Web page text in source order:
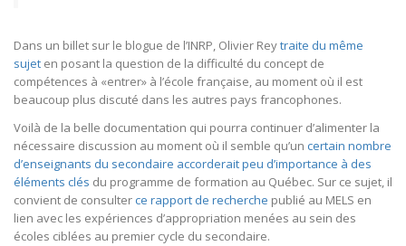
Dans un billet sur le blogue de l’INRP, Olivier Reytraite du même
sujet en posant la question de la difficulté du concept de
compétences à «entrer» à l’école française, au moment où il est
beaucoup plus discuté dans les autres pays francophones.
Voilà de la belle documentation qui pourra continuer d’alimenter la
nécessaire discussion au moment où il semble qu’un certain nombre
d’enseignants du secondaire accorderait peu d’importance à des
éléments clés du programme de formation au Québec. Sur ce sujet, il
convient de consulterce rapport de recherche publié au MELS en
lien avec les expériences d’appropriation menées au sein des
écoles ciblées au premier cycle du secondaire.